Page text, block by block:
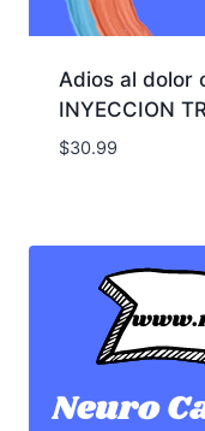
Adios al dolor
INYECCION
$30.99